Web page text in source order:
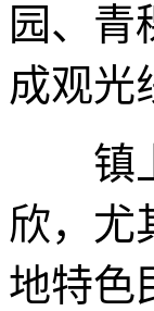
园、青
成观光
镇上
欣，尤
地特色